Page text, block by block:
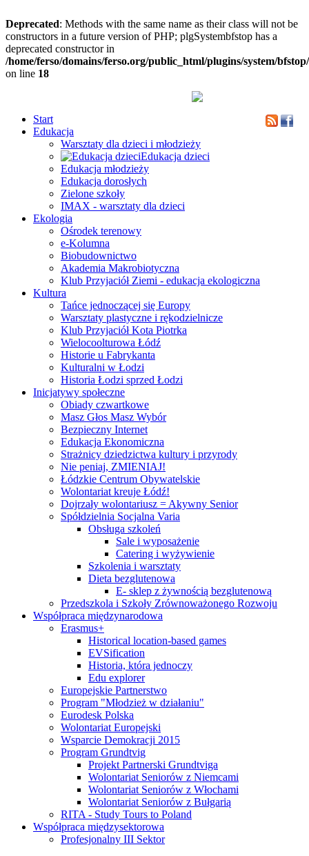
Deprecated: Methods with the same name as their class will not be
constructors in a future version of PHP; plgSystembfstop has a
deprecated constructor in
/home/ferso/domains/ferso.org/public_html/plugins/system/
on line 18
Start
Edukacja
Warsztaty dla dzieci i młodzieży
Edukacja dzieci
Edukacja młodzieży
Edukacja dorosłych
Zielone szkoły
IMAX - warsztaty dla dzieci
Ekologia
Ośrodek terenowy
e-Kolumna
Biobudownictwo
Akademia Makrobiotyczna
Klub Przyjaciół Ziemi - edukacja ekologiczna
Kultura
Tańce jednoczącej się Europy
Warsztaty plastyczne i rękodzielnicze
Klub Przyjaciół Kota Piotrka
Wielocoolturowa Łódź
Historie u Fabrykanta
Kulturalni w Łodzi
Historia Łodzi sprzed Łodzi
Inicjatywy społeczne
Obiady czwartkowe
Masz Głos Masz Wybór
Bezpieczny Internet
Edukacja Ekonomiczna
Strażnicy dziedzictwa kultury i przyrody
Nie peniaj, ZMIENIAJ!
Łódzkie Centrum Obywatelskie
Wolontariat kreuje Łódź!
Dojrzały wolontariusz = Akywny Senior
Spółdzielnia Socjalna Varia
Obsługa szkoleń
Sale i wyposażenie
Catering i wyżywienie
Szkolenia i warsztaty
Dieta bezglutenowa
E- sklep z żywnością bezglutenową
Przedszkola i Szkoły Zrównoważonego Rozwoju
Współpraca międzynarodowa
Erasmus+
Historical location-based games
EVSification
Historia, która jednoczy
Edu explorer
Europejskie Partnerstwo
Program "Młodzież w działaniu"
Eurodesk Polska
Wolontariat Europejski
Wsparcie Demokracji 2015
Program Grundtvig
Projekt Partnerski Grundtviga
Wolontariat Seniorów z Niemcami
Wolontariat Seniorów z Włochami
Wolontariat Seniorów z Bułgarią
RITA - Study Tours to Poland
Współpraca międzysektorowa
Profesjonalny III Sektor